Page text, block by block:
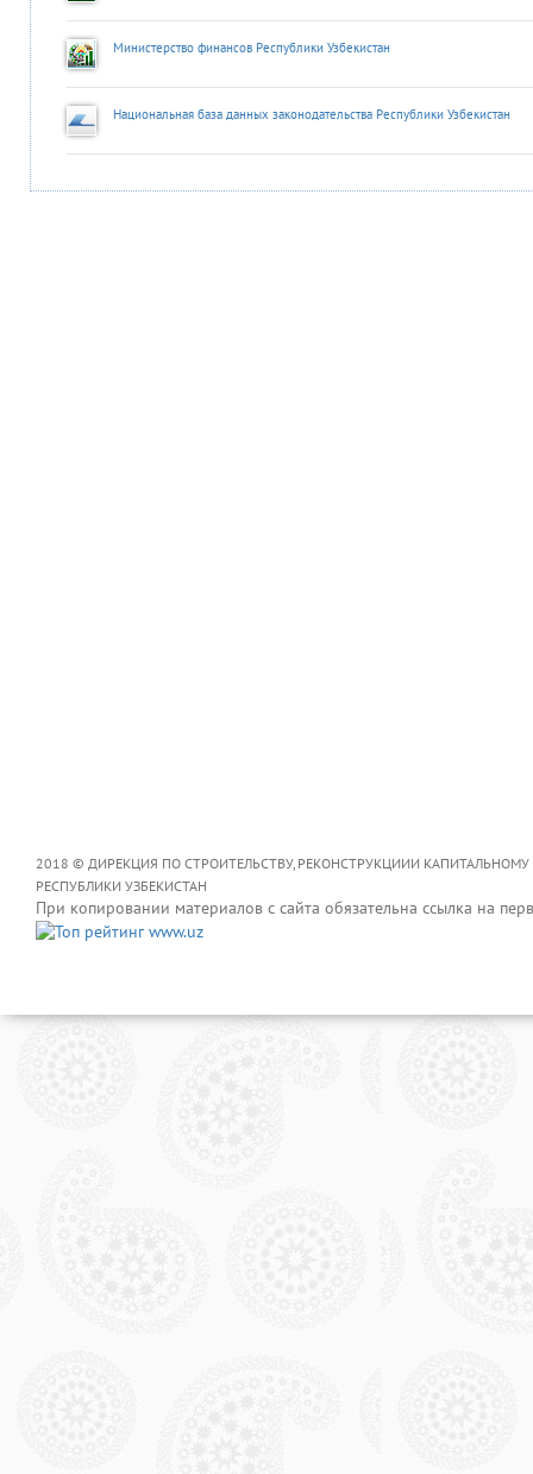
Министерство финансов Республики Узбекистан
Национальная база данных законодательства Республики Узбекистан
2018 © ДИРЕКЦИЯ ПО СТРОИТЕЛЬСТВУ, РЕКОНСТРУКЦИИИ
РЕСПУБЛИКИ УЗБЕКИСТАН
При копировании материалов с сайта обязательна ссылка на